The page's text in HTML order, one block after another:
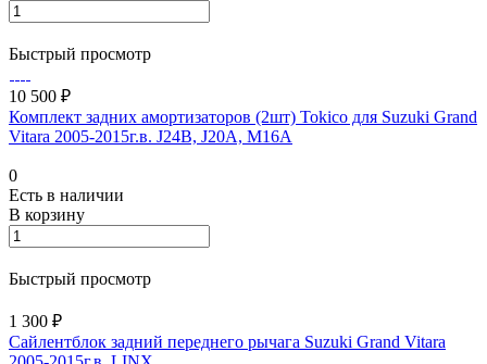
Быстрый просмотр
10 500 ₽
Комплект задних амортизаторов (2шт) Tokico для Suzuki Grand
Vitara 2005-2015г.в. J24B, J20A, M16A
0
Есть в наличии
В корзину
Быстрый просмотр
1 300 ₽
Сайлентблок задний переднего рычага Suzuki Grand Vitara